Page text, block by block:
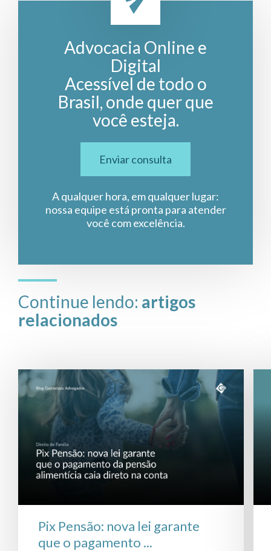
Advocacia Online e
Digital
Acessível de todo o
Brasil, onde quer que
você esteja.
Enviar consulta
A qualquer hora, em qualquer lugar:
nossa equipe está pronta para atender
você com excelência.
Continue lendo: artigos
relacionados
Pix Pensão: nova lei garante
que o pagamento ...